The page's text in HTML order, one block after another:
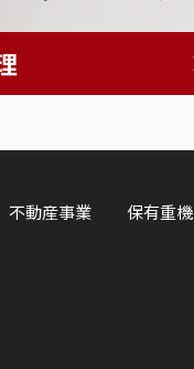
不動産事業 保有重機